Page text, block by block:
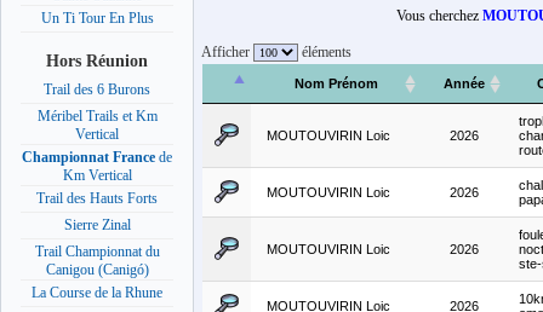
Un Ti Tour En Plus
Hors Réunion
Trail des 6 Burons
Méribel Trails et Km
Vertical
Championnat France de
Km Vertical
Trail des Hauts Forts
Sierre Zinal
Trail Championnat du
Canigou (Canigó)
La Course de la Rhune
Vous cherchez
Afficher éléments
Nom Prénom Année
MOUTOUVIRIN Loic 2026
MOUTOUVIRIN Loic 2026
MOUTOUVIRIN Loic 2026
MOUTOUVIRIN Loic 2026